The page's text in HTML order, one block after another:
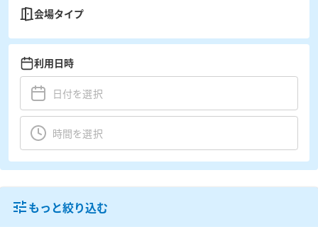
会場タイプ
利用日時
もっと絞り込む